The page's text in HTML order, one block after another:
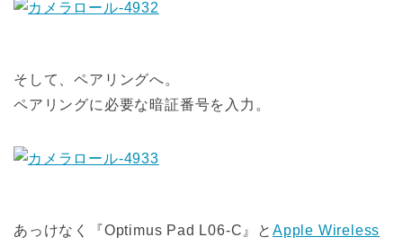
そして、ペアリングへ。
ペアリングに必要な暗証番号を入力。
あっけなく『Optimus Pad L06-C』とApple Wireless